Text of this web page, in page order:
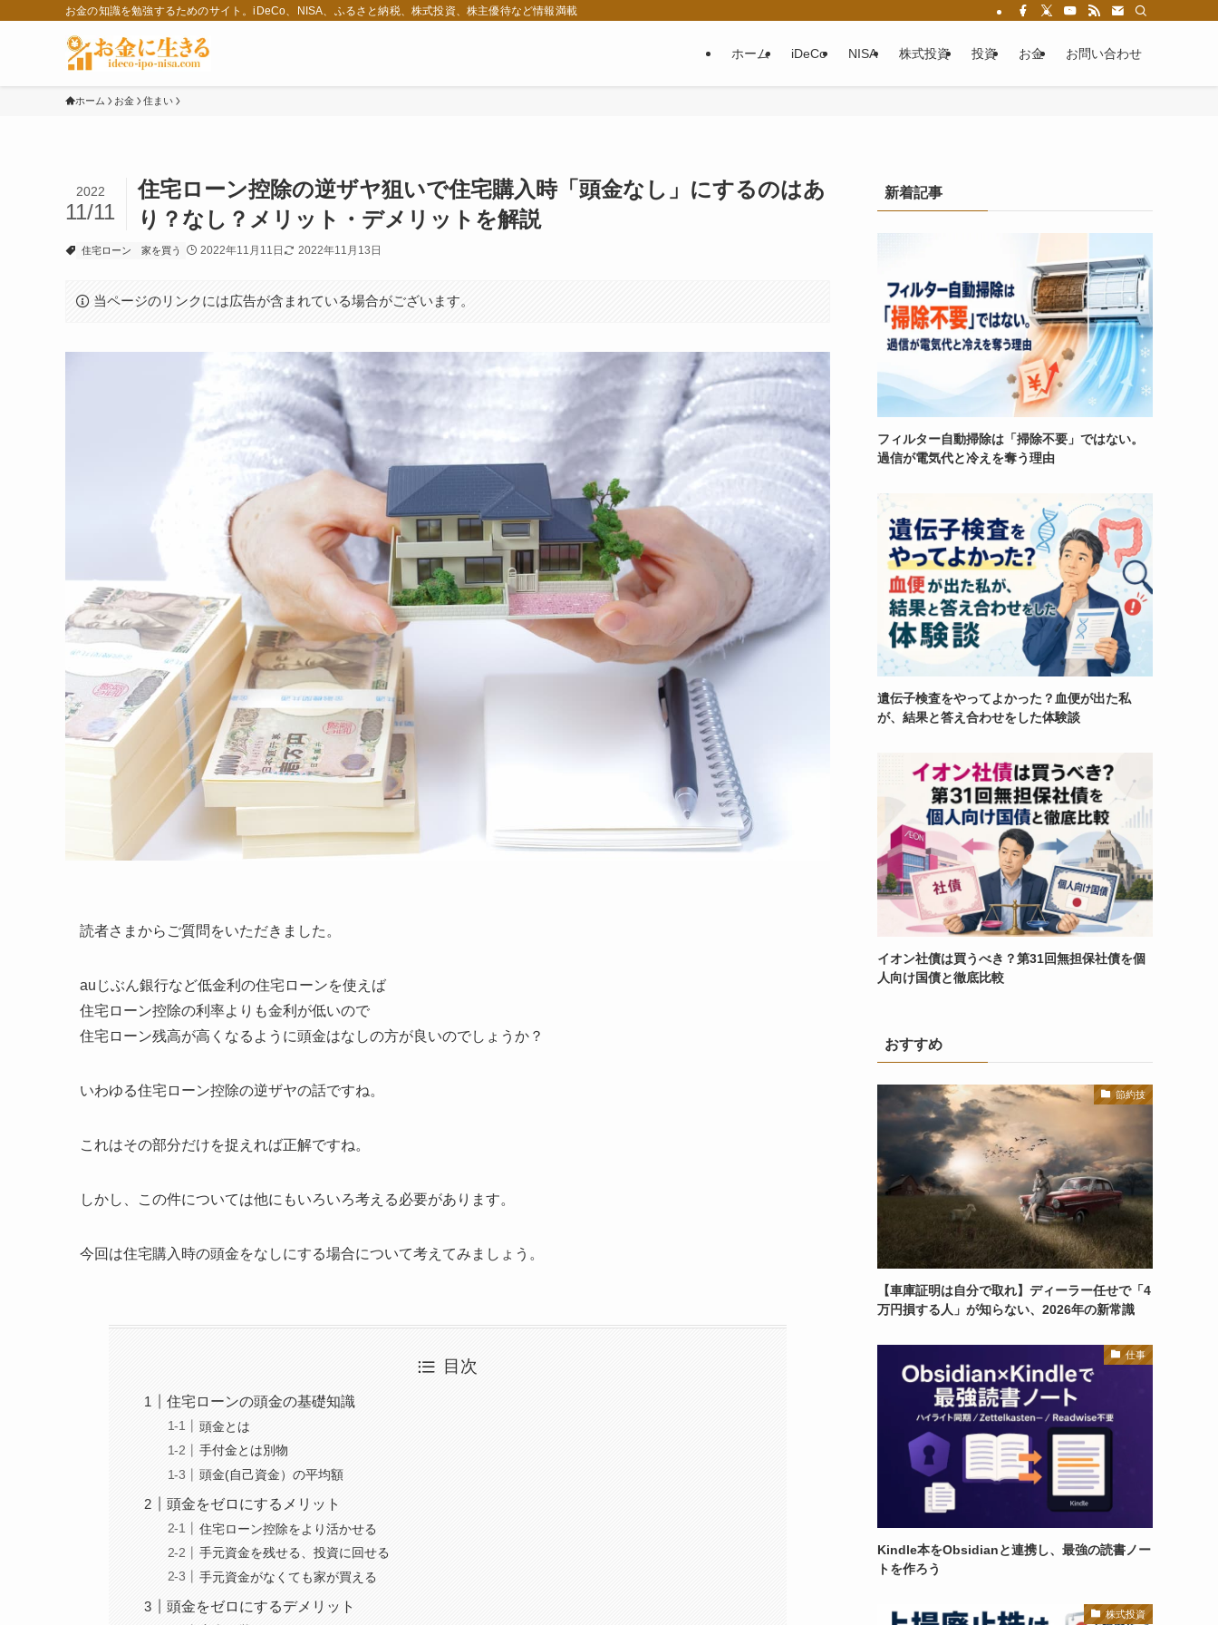
お金の知識を勉強するためのサイト。iDeCo、NISA、ふるさと納税、株式投資、株主優待など情報満載
ホーム iDeCo NISA 株式投資 投資 お金 お問い合わせ
ホーム お金 住まい
住宅ローン控除の逆ザヤ狙いで住宅購入時「頭金なし」にするのはあ
り？なし？メリット・デメリットを解説
2022
11/11
住宅ローン 家を買う 2022年11月11日 2022年11月13日
当ページのリンクには広告が含まれている場合がございます。
読者さまからご質問をいただきました。
auじぶん銀行など低金利の住宅ローンを使えば
住宅ローン控除の利率よりも金利が低いので
住宅ローン残高が高くなるように頭金はなしの方が良いのでしょうか？
いわゆる住宅ローン控除の逆ザヤの話ですね。
これはその部分だけを捉えれば正解ですね。
しかし、この件については他にもいろいろ考える必要があります。
今回は住宅購入時の頭金をなしにする場合について考えてみましょう。
目次
住宅ローンの頭金の基礎知識
頭金とは
手付金とは別物
頭金(自己資金）の平均額
頭金をゼロにするメリット
住宅ローン控除をより活かせる
手元資金を残せる、投資に回せる
手元資金がなくても家が買える
頭金をゼロにするデメリット
新着記事
フィルター自動掃除は「掃除不要」ではない。
過信が電気代と冷えを奪う理由
遺伝子検査をやってよかった？血便が出た私
が、結果と答え合わせをした体験談
イオン社債は買うべき？第31回無担保社債を個
人向け国債と徹底比較
おすすめ
節約技
【車庫証明は自分で取れ】ディーラー任せで「4
万円損する人」が知らない、2026年の新常識
仕事
Kindle本をObsidianと連携し、最強の読書ノー
トを作ろう
株式投資